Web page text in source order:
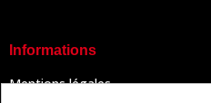
Informations
Mentions légales